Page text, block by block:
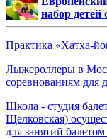
набор детей
Практика «Хатха-
Лыжероллеры в
соревнованиям для
Школа - студия
Щелковская)
для занятий